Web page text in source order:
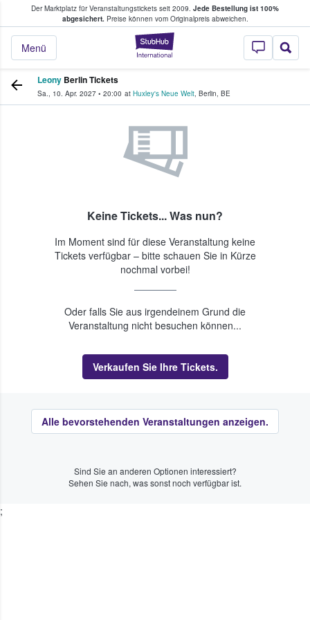
Der Marktplatz für Veranstaltungstickets seit 2009. Jede Bestellung ist 100%
abgesichert.Preise können vom Originalpreis abweichen.
StubHub - Wo
Menü
Tickets kaufen & verkaufen
Leony Berlin Tickets
Sa., 10. Apr. 2027 • 20:00 at Huxley's Neue Welt, Berlin, BE
Keine Tickets... Was nun?
Im Moment sind für diese Veranstaltung keine
Tickets verfügbar – bitte schauen Sie in Kürze
nochmal vorbei!
Oder falls Sie aus irgendeinem Grund die
Veranstaltung nicht besuchen können...
Verkaufen Sie Ihre Tickets.
Alle bevorstehenden Veranstaltungen anzeigen.
Sind Sie an anderen Optionen interessiert?
Sehen Sie nach, was sonst noch verfügbar ist.
;